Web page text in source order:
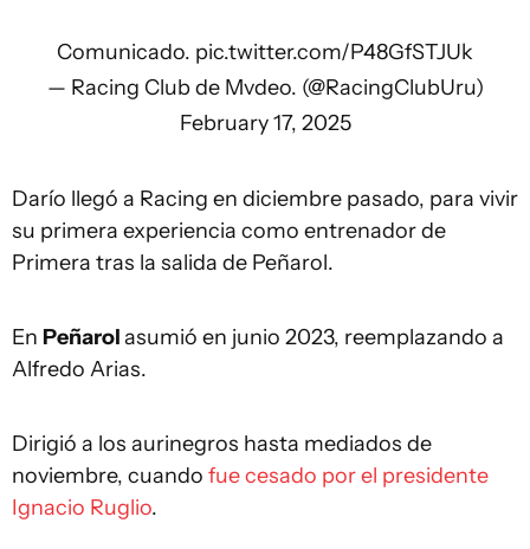
Comunicado. pic.twitter.com/P48GfSTJUk
— Racing Club de Mvdeo. (@RacingClubUru)
February 17, 2025
Darío llegó a Racing en diciembre pasado, para vivir
su primera experiencia como entrenador de
Primera tras la salida de Peñarol.
En Peñarolasumió en junio 2023, reemplazando a
Alfredo Arias.
Dirigió a los aurinegros hasta mediados de
noviembre, cuando fue cesado por el presidente
Ignacio Ruglio.